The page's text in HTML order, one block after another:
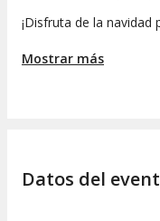
¡Disfruta de la
Recuerda:
compra
Mostrar más
Datos del